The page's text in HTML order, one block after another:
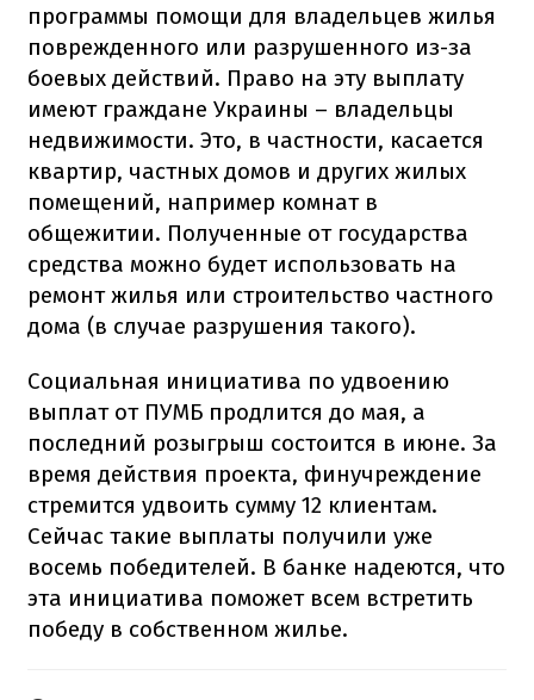
программы помощи для владельцев жилья
поврежденного или разрушенного из-за
боевых действий. Право на эту выплату
имеют граждане Украины – владельцы
недвижимости. Это, в частности, касается
квартир, частных домов и других жилых
помещений, например комнат в
общежитии. Полученные от государства
средства можно будет использовать на
ремонт жилья или строительство частного
дома (в случае разрушения такого).
Социальная инициатива по удвоению
выплат от ПУМБ продлится до мая, а
последний розыгрыш состоится в июне. За
время действия проекта, финучреждение
стремится удвоить сумму 12 клиентам.
Сейчас такие выплаты получили уже
восемь победителей. В банке надеются, что
эта инициатива поможет всем встретить
победу в собственном жилье.